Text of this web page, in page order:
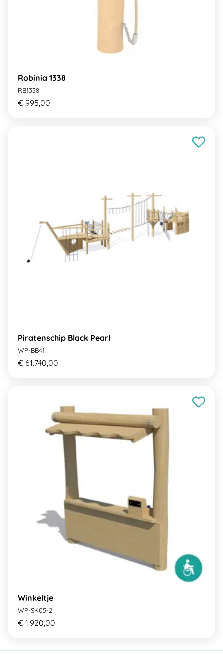
Robinia 1338
RB1338
€ 995,00
Piratenschip Black Pearl
WP-BB41
€ 61.740,00
Winkeltje
WP-SK05-2
€ 1.920,00